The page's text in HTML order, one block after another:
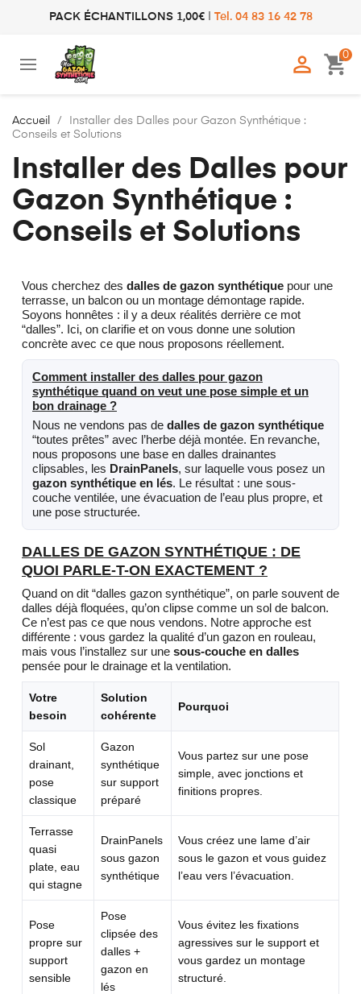
PACK ÉCHANTILLONS 1,00€| Tel. 04 83 16 42 78
 shopping_cart
0
Accueil
Installer des Dalles pour Gazon Synthétique :
Conseils et Solutions
Installer des Dalles pour
Gazon Synthétique :
Conseils et Solutions
Vous cherchez des dalles de gazon synthétique pour une
terrasse, un balcon ou un montage démontage rapide.
Soyons honnêtes : il y a deux réalités derrière ce mot
“dalles”. Ici, on clarifie et on vous donne une solution
concrète avec ce que nous proposons réellement.
Comment installer des dalles pour gazon
synthétique quand on veut une pose simple et un
bon drainage ?
Nous ne vendons pas de dalles de gazon synthétique
“toutes prêtes” avec l’herbe déjà montée. En revanche,
nous proposons une base en dalles drainantes
clipsables, les DrainPanels, sur laquelle vous posez un
gazon synthétique en lés. Le résultat : une sous-
couche ventilée, une évacuation de l’eau plus propre, et
une pose structurée.
DALLES DE GAZON SYNTHÉTIQUE : DE
QUOI PARLE-T-ON EXACTEMENT ?
Quand on dit “dalles gazon synthétique”, on parle souvent de
dalles déjà floquées, qu’on clipse comme un sol de balcon.
Ce n’est pas ce que nous vendons. Notre approche est
différente : vous gardez la qualité d’un gazon en rouleau,
mais vous l’installez sur une sous-couche en dalles
pensée pour le drainage et la ventilation.
Votre
besoin
Solution
cohérente
Pourquoi
Sol
drainant,
pose
classique
Gazon
synthétique
sur support
préparé
Vous partez sur une pose
simple, avec jonctions et
finitions propres.
Terrasse
quasi
plate, eau
qui stagne
DrainPanels
sous gazon
synthétique
Vous créez une lame d’air
sous le gazon et vous guidez
l’eau vers l’évacuation.
Pose
propre sur
support
sensible
Pose
clipsée des
dalles +
gazon en
lés
Vous évitez les fixations
agressives sur le support et
vous gardez un montage
structuré.